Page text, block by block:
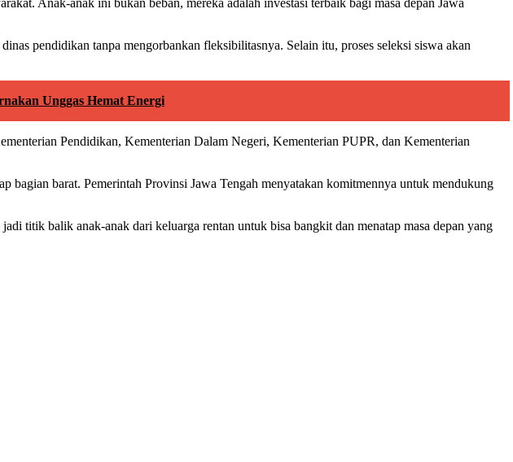
Anak-anak ini bukan beban, mereka adalah investasi terbaik bagi masa depan Jawa
pendidikan tanpa mengorbankan fleksibilitasnya. Selain itu, proses seleksi siswa akan
Unggas Hemat Energi
Pendidikan, Kementerian Dalam Negeri, Kementerian PUPR, dan Kementerian
barat. Pemerintah Provinsi Jawa Tengah menyatakan komitmennya untuk mendukung
titik balik anak-anak dari keluarga rentan untuk bisa bangkit dan menatap masa depan yang